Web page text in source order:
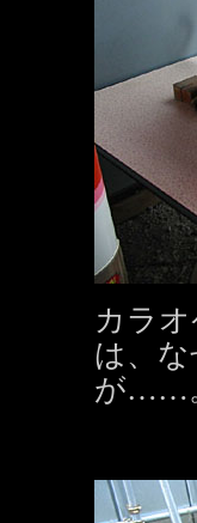
カラ
は、
が……